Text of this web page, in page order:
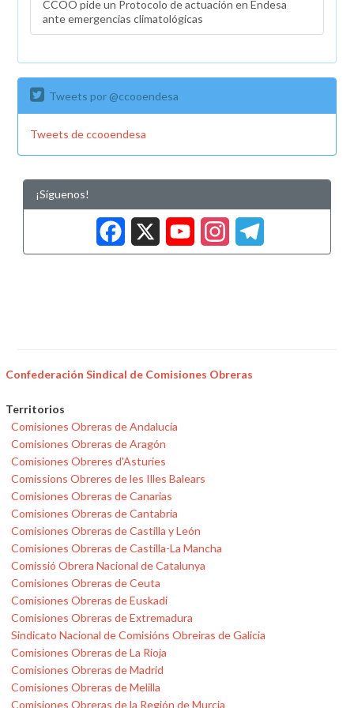
CCOO pide un Protocolo de actuación en Endesa
ante emergencias climatológicas
Tweets por @ccooendesa
Tweets de ccooendesa
¡Síguenos!
Facebook
X
Confederación Sindical de Comisiones Obreras
Territorios
Comisiones Obreras de Andalucía
Comisiones Obreras de Aragón
Comisiones Obreres d'Asturies
Comissions Obreres de les Illes Balears
Comisiones Obreras de Canarias
Comisiones Obreras de Cantabria
Comisiones Obreras de Castilla y León
Comisiones Obreras de Castilla-La Mancha
Comissió Obrera Nacional de Catalunya
Comisiones Obreras de Ceuta
Comisiones Obreras de Euskadi
Comisiones Obreras de Extremadura
Sindicato Nacional de Comisións Obreiras de Galicia
Comisiones Obreras de La Rioja
Comisiones Obreras de Madrid
Comisiones Obreras de Melilla
Comisiones Obreras de la Región de Murcia